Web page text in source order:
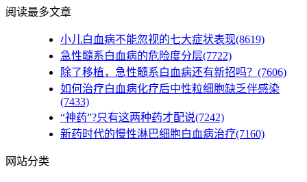
阅读最多文章
小儿白血病不能忽视的七大症状表现(8619)
急性髓系白血病的危险度分层(7722)
除了移植，急性髓系白血病还有新招吗？(7606)
如何治疗白血病化疗后中性粒细胞缺乏伴感染
(7433)
“神药”?只有这两种药才配说(7242)
新药时代的慢性淋巴细胞白血病治疗(7160)
网站分类